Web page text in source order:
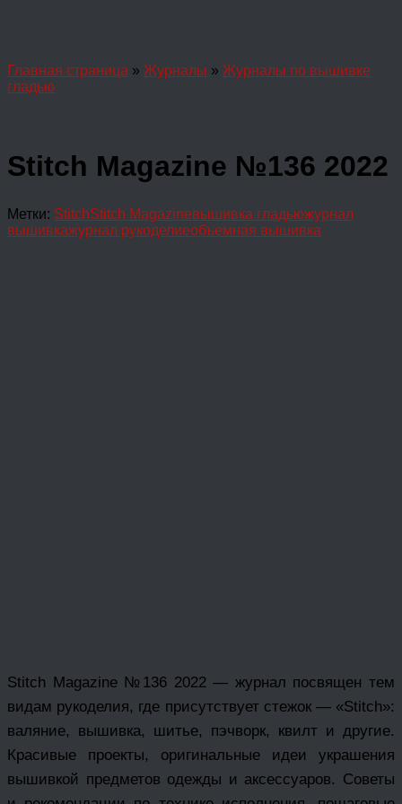
Главная страница » Журналы » Журналы по вышивке
гладью
Stitch Magazine №136 2022
Метки: StitchStitch Magazineвышивка гладьюжурнал
вышивкажурнал рукоделиеобъемная вышивка
Stitch Magazine №136 2022 — журнал посвящен тем
видам рукоделия, где присутствует стежок — «Stitch»:
валяние, вышивка, шитье, пэчворк, квилт и другие.
Красивые проекты, оригинальные идеи украшения
вышивкой предметов одежды и аксессуаров. Советы